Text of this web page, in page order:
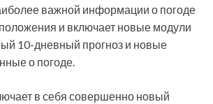
важной информации о погоде
и включает новые модули
10-дневный прогноз и новые
о погоде.
в себя совершенно новый